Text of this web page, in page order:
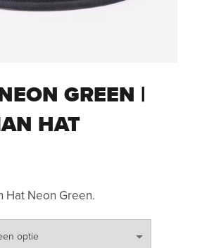
GREEN |
HAT
Hat Neon Green.